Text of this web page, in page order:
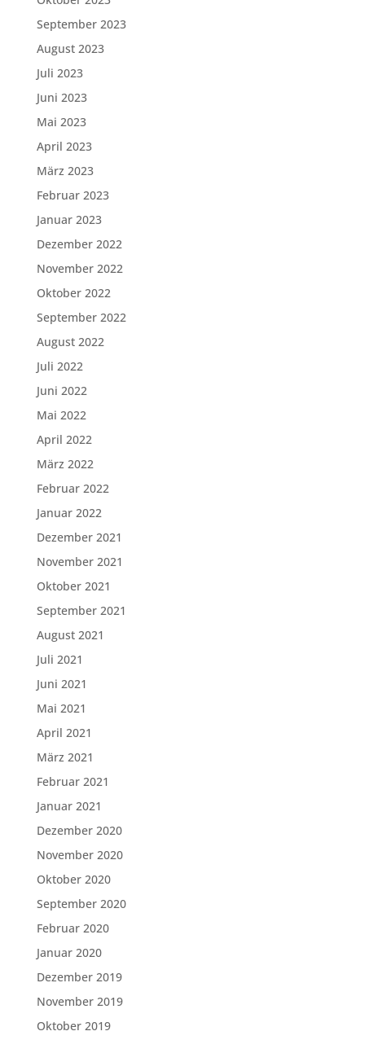
September 2023
August 2023
Juli 2023
Juni 2023
Mai 2023
April 2023
März 2023
Februar 2023
Januar 2023
Dezember 2022
November 2022
Oktober 2022
September 2022
August 2022
Juli 2022
Juni 2022
Mai 2022
April 2022
März 2022
Februar 2022
Januar 2022
Dezember 2021
November 2021
Oktober 2021
September 2021
August 2021
Juli 2021
Juni 2021
Mai 2021
April 2021
März 2021
Februar 2021
Januar 2021
Dezember 2020
November 2020
Oktober 2020
September 2020
Februar 2020
Januar 2020
Dezember 2019
November 2019
Oktober 2019